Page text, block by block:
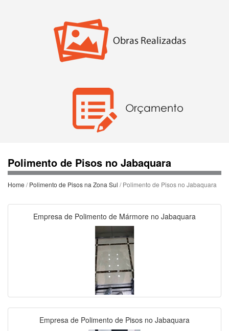
Polimento de Pisos no Jabaquara
Home /Polimento de Pisos na Zona Sul / Polimento de Pisos no Jabaquara
Empresa de Polimento de Mármore no Jabaquara
Empresa de Polimento de Pisos no Jabaquara